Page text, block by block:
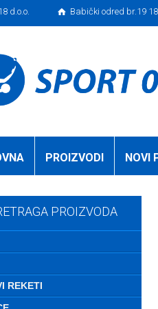
d.o.o. Babički odred br.19
PROIZVODI NOVI
PROIZVODA
REKETI